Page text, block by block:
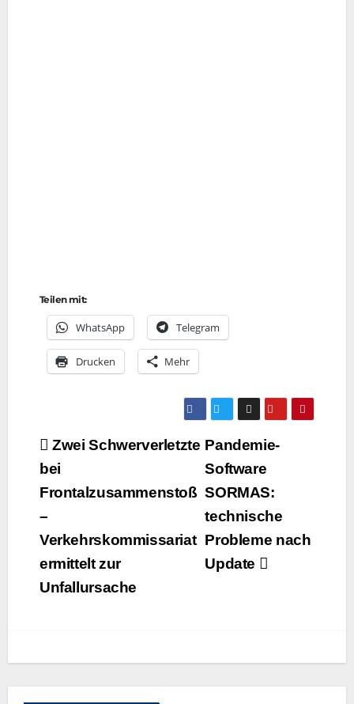
Teilen mit:
Whats­App Tele­gram
Dru­cken Mehr
Beitragsnavigation
Pandemie-
Software
SORMAS:
technische
Probleme nach
Update
Zwei Schwerverletzte
bei
Frontalzusammenstoß
–
Verkehrskommissariat
ermittelt zur
Unfallursache